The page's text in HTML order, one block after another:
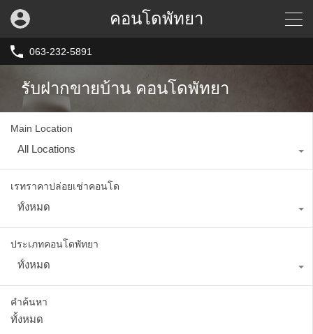
คอนโดพัทยา
063-232-5891
รับฝากขายบ้าน คอนโดพัทยา
Main Location
All Locations
เรทราคาปล่อยเช่าคอนโด
ทั้งหมด
ประเภทคอนโดพัทยา
ทั้งหมด
คำค้นหา